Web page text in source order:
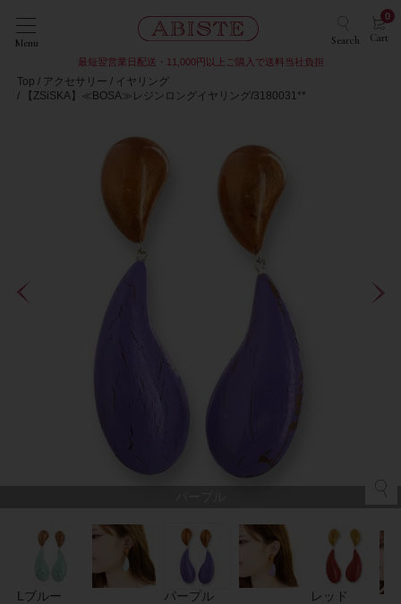
Menu Search Cart
0
最短翌営業日配送・11,000円以上ご購入で送料当社負担
Top アクセサリー
イヤリング
【ZSiSKA】≪BOSA≫レジンロングイヤリング/3180031**
Lブルー パープル レッド